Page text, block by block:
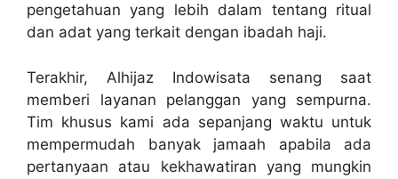
pengetahuan yang lebih dalam tentang ritual
dan adat yang terkait dengan ibadah haji.
Terakhir, Alhijaz Indowisata senang saat
memberi layanan pelanggan yang sempurna.
Tim khusus kami ada sepanjang waktu untuk
mempermudah banyak jamaah apabila ada
pertanyaan atau kekhawatiran yang mungkin